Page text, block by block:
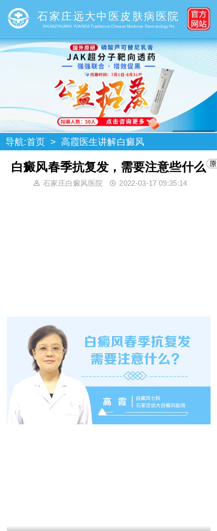
石家庄远大中医皮肤病医院
SHIJIAZHUANG YUANDA Traditional Chinese Medicine Dermatology Ho
导航:首页 > 高霞医生讲解白癜风
白癜风春季抗复发，需要注意些什么
石家庄白癜风医院 2022-03-17 09:35:14